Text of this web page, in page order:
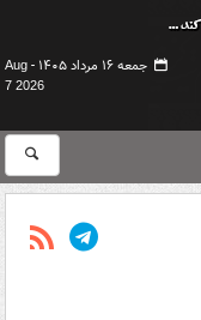
جمعه ۱۶ مرداد ۱۴۰۵ -
Aug
7 2026